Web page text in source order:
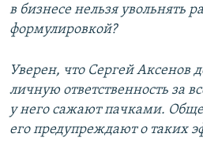
в бизнесе нельзя увольнять
формулировкой?
Уверен, что Сергей Аксенов
личную ответственность за
у него сажают пачками.
его предупреждают о таких